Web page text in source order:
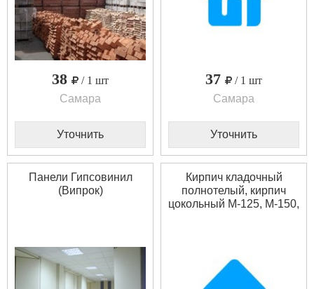
38
/ 1 шт
Самара
Уточнить
37
/ 1 шт
Самара
Уточнить
Панели Гипсовинил
(Випрок)
Кирпич кладочный
полнотелый, кирпич
цокольный М-125, М-150,